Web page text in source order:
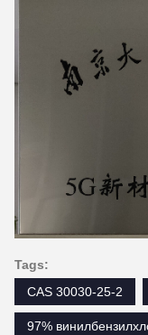
Tags:
CAS 30030-25-2
97%